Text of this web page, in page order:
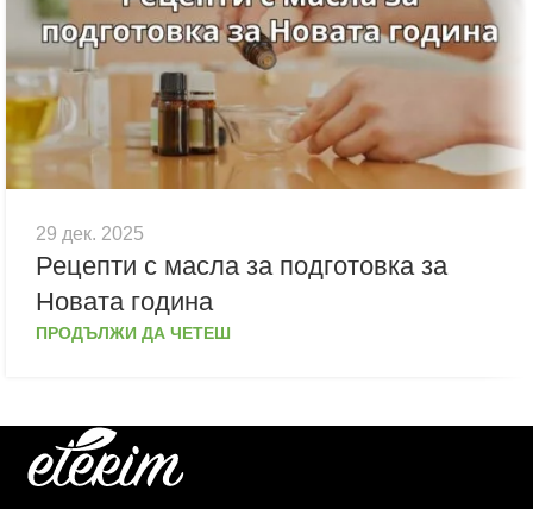
29 дек. 2025
Рецепти с масла за подготовка за
Новата година
ПРОДЪЛЖИ ДА ЧЕТЕШ